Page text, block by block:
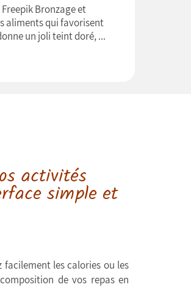
Bronzage et
aliments qui favorisent
un joli teint doré, ...
activités
simple et
facilement les calories ou les
de vos repas en